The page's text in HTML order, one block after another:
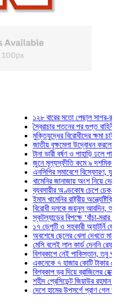
১২৮ বারের মতো পেছাল সাগর-রুনি
স্বৈরাচার পতনের পর গুপ্ত বাহিনীর
মুক্তিযুদ্ধের বিরোধীদের ক্ষমা চাইতে
জাতীয় বৃক্ষমেলা উদ্বোধন করলেন
টানা ভারী বর্ষণ ও পাহাড়ি ঢলে পানিবন্দি
জুনে মূল্যস্ফীতি কমে ৯ দশমিক ১৬
এনসিপির সমাবেশে বিস্ফোরণ,
খামেনির জানাজায় অংশ নিয়ে দেশে
ব্যবসায়ীর অণ্ডকোষ চেপে চেক-
ইমাম খামেনির রাষ্ট্রীয়
বিরোধী দলকে জয়নুল আবদিন, আপনারা
স্কটল্যান্ডের বিপক্ষে ‘বাঁচা-মরার
১৭ ডেপুটি ও সহকারী অ্যাটর্নি
অবশেষে ছেলের খেলা দেখতে মাঠে
মেসি বলেই লাল কার্ড দেননি রেফারি!
বিশ্বকাপে নেই পাকিস্তান, তবু
একনেকে ৭ হাজার কোটি টাকার ৫
বিশ্বকাপ ড্র দিয়ে ব্রাজিলের হেক্সা
শহীদ প্রেসিডেন্ট জিয়াউর রহমান
দেশে হামের উপসর্গে প্রাণ গেল আরও